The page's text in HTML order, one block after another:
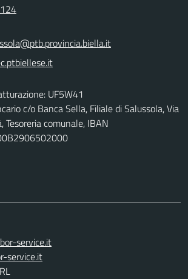
UF5W41
c/o Banca Sella, Filiale di Salussola, Via
comunale, IBAN